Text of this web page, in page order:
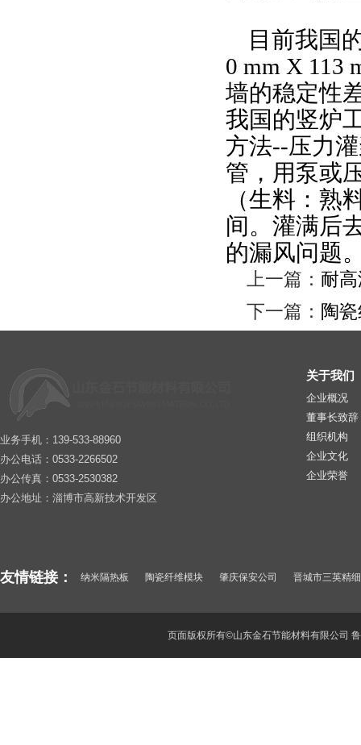
目前我国
0 mm X 113
墙的稳定性
我国的竖炉
方法--压力
管，用泵或
（生料：熟
间。灌满后
的漏风问题
上一篇： 耐
下一篇： 陶
业务手机：139-533-88960
办公电话：0533-2266502
办公传真：0533-2530382
办公地址：淄博市高新技术开发区
关于我们
企业概况
董事长致辞
组织机构
企业文化
企业荣誉
友情链接： 纳米隔热板 陶瓷纤维模块 肇庆保安公司 晋城市三英精
顺德保安公司
页面版权所有©山东金石节能材料有限公司